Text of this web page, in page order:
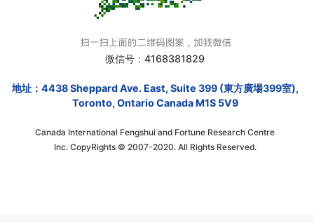
微信号：4168381829
地址：4438 Sheppard Ave. East, Suite 399 (東方廣場399室),
Toronto, Ontario Canada M1S 5V9
Canada International Fengshui and Fortune Research Centre
Inc. CopyRights © 2007-2020. All Rights Reserved.